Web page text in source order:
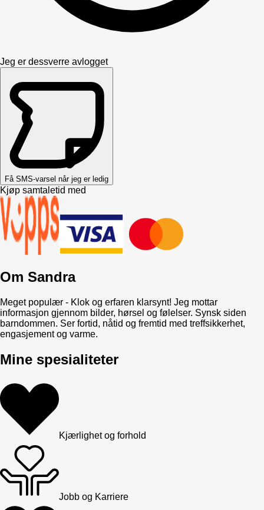
Jeg er dessverre avlogget
Få SMS-varsel når jeg er ledig
Kjøp samtaletid med
Om Sandra
Meget populær - Klok og erfaren klarsynt! Jeg mottar
informasjon gjennom bilder, hørsel og følelser. Synsk siden
barndommen. Ser fortid, nåtid og fremtid med treffsikkerhet,
engasjement og varme.
Mine spesialiteter
Kjærlighet og forhold
Jobb og Karriere